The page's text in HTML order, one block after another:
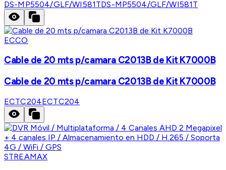
DS-MP5504/GLF/WI581TDS-MP5504/GLF/WI581T
ECCO
Cable de 20 mts p/camara C2013B de Kit K7000B
Cable de 20 mts p/camara C2013B de Kit K7000B
ECTC204ECTC204
STREAMAX